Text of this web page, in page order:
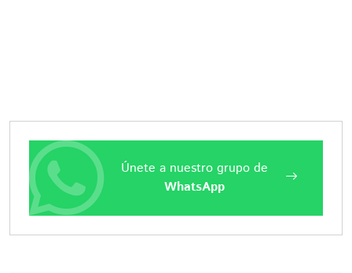
Únete a nuestro grupo de
WhatsApp